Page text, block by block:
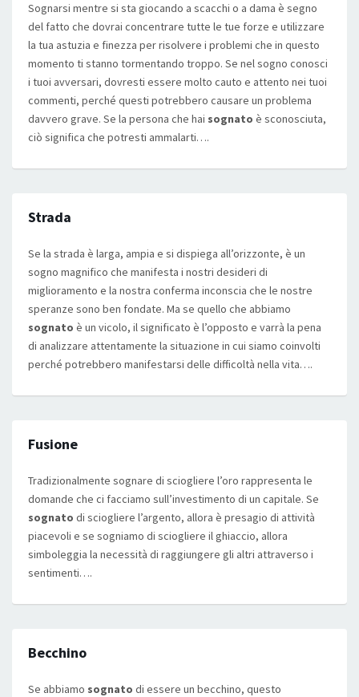
Sognarsi mentre si sta giocando a scacchi o a dama è segno
del fatto che dovrai concentrare tutte le tue forze e utilizzare
la tua astuzia e finezza per risolvere i problemi che in questo
momento ti stanno tormentando troppo. Se nel sogno conosci
i tuoi avversari, dovresti essere molto cauto e attento nei tuoi
commenti, perché questi potrebbero causare un problema
davvero grave. Se la persona che hai sognato è sconosciuta,
ciò significa che potresti ammalarti….
Strada
Se la strada è larga, ampia e si dispiega all’orizzonte, è un
sogno magnifico che manifesta i nostri desideri di
miglioramento e la nostra conferma inconscia che le nostre
speranze sono ben fondate. Ma se quello che abbiamo
sognato è un vicolo, il significato è l’opposto e varrà la pena
di analizzare attentamente la situazione in cui siamo coinvolti
perché potrebbero manifestarsi delle difficoltà nella vita….
Fusione
Tradizionalmente sognare di sciogliere l’oro rappresenta le
domande che ci facciamo sull’investimento di un capitale. Se
sognato di sciogliere l’argento, allora è presagio di attività
piacevoli e se sogniamo di sciogliere il ghiaccio, allora
simboleggia la necessità di raggiungere gli altri attraverso i
sentimenti….
Becchino
Se abbiamo sognato di essere un becchino, questo